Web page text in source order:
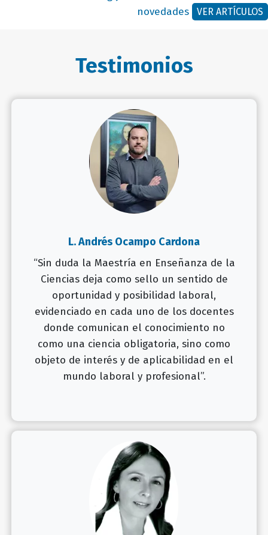
novedades
VER ARTÍCULOS
Testimonios
L. Andrés Ocampo Cardona
“Sin duda la Maestría en Enseñanza de la
Ciencias deja como sello un sentido de
oportunidad y posibilidad laboral,
evidenciado en cada uno de los docentes
donde comunican el conocimiento no
como una ciencia obligatoria, sino como
objeto de interés y de aplicabilidad en el
mundo laboral y profesional”.